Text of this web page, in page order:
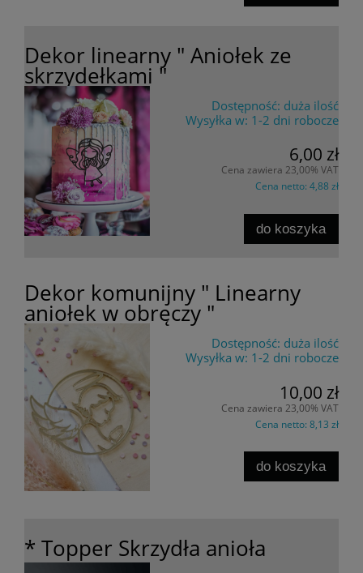
Dekor linearny " Aniołek ze
skrzydełkami "
Dostępność: duża ilość
Wysyłka w: 1-2 dni robocze
6,00 zł
Cena zawiera 23,00% VAT
Cena netto: 4,88 zł
do koszyka
Dekor komunijny " Linearny
aniołek w obręczy "
Dostępność: duża ilość
Wysyłka w: 1-2 dni robocze
10,00 zł
Cena zawiera 23,00% VAT
Cena netto: 8,13 zł
do koszyka
* Topper Skrzydła anioła